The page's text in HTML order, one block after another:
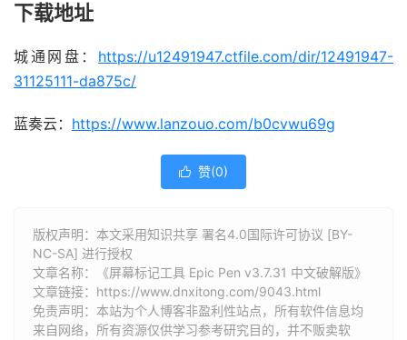
下载地址
城通网盘： https://u12491947.ctfile.com/dir/12491947-
31125111-da875c/
蓝奏云： https://www.lanzouo.com/b0cvwu69g
 赞(0)
版权声明：本文采用知识共享 署名4.0国际许可协议 [BY-
NC-SA] 进行授权
文章名称：《屏幕标记工具 Epic Pen v3.7.31 中文破解版》
文章链接： https://www.dnxitong.com/9043.html
免责声明：本站为个人博客非盈利性站点，所有软件信息均
来自网络，所有资源仅供学习参考研究目的，并不贩卖软